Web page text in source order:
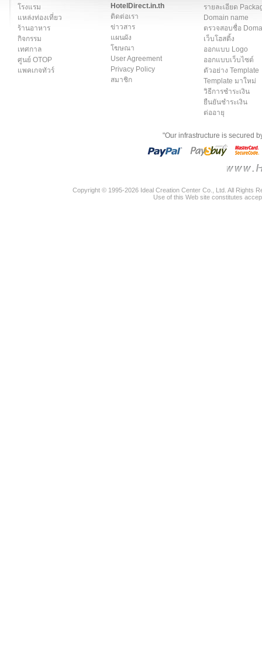
โรงแรม
แหล่งท่องเที่ยว
ร้านอาหาร
กิจกรรม
เทศกาล
ศูนย์ OTOP
แพคเกจทัวร์
HotelDirect.in.th
ติดต่อเรา
ข่าวสาร
แผนผัง
โฆษณา
User Agreement
Privacy Policy
สมาชิก
รายละเอียด
Domain name
ตรวจสอบชื่อ
เว็บโฮสติ้ง
ออกแบบ Logo
ออกแบบเว็บไซต์
ตัวอย่าง Template
Template มาใหม่
วิธีการชำระเงิน
ยืนยันชำระเงิน
ต่ออายุ
"Our infrastructure is secured
Copyright © 1995-2026 Ideal Creation Center Co., Ltd. All Rights
Use of this Web site constitutes